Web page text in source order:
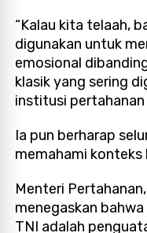
“Kalau kita telaah,
digunakan untuk
emosional
klasik yang sering
institusi pertahanan
Ia pun berharap
memahami konteks
Menteri
menegaskan
TNI adalah